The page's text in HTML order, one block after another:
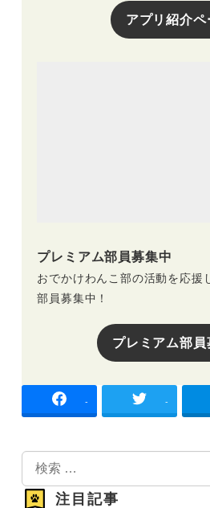
アプリ紹介ペ
プレミアム部員募集中
おでかけわんこ部の活動を応援
部員募集中！
プレミアム部員
- -
索
注目記事